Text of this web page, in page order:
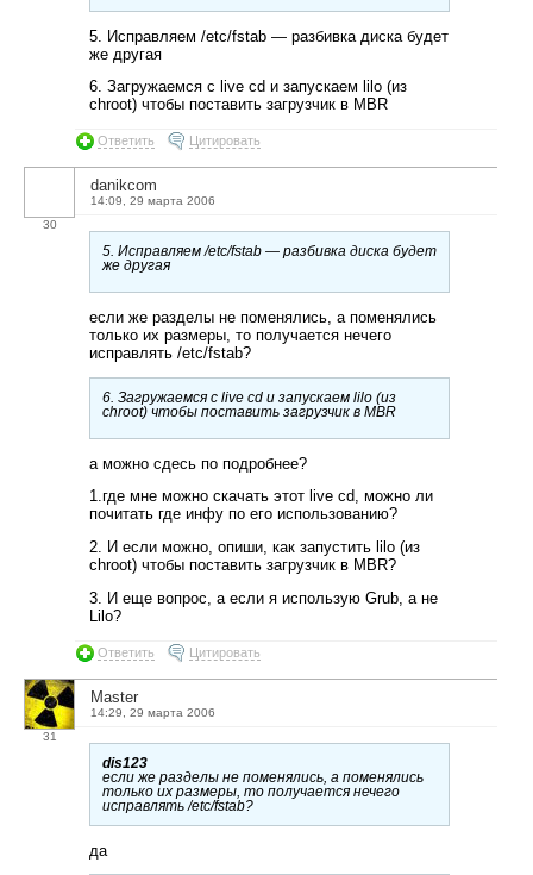
5. Исправляем /etc/fstab — разбивка диска будет
же другая
6. Загружаемся с live cd и запускаем lilo (из
chroot) чтобы поставить загрузчик в MBR
Ответить Цитировать
30
danikcom
14:09, 29 марта 2006
5. Исправляем /etc/fstab — разбивка диска будет
же другая
если же разделы не поменялись, а поменялись
только их размеры, то получается нечего
исправлять /etc/fstab?
6. Загружаемся с live cd и запускаем lilo (из
chroot) чтобы поставить загрузчик в MBR
а можно сдесь по подробнее?
1.где мне можно скачать этот live cd, можно ли
почитать где инфу по его использованию?
2. И если можно, опиши, как запустить lilo (из
chroot) чтобы поставить загрузчик в MBR?
3. И еще вопрос, а если я использую Grub, а не
Lilo?
Ответить Цитировать
31
Master
14:29, 29 марта 2006
dis123
если же разделы не поменялись, а поменялись
только их размеры, то получается нечего
исправлять /etc/fstab?
да